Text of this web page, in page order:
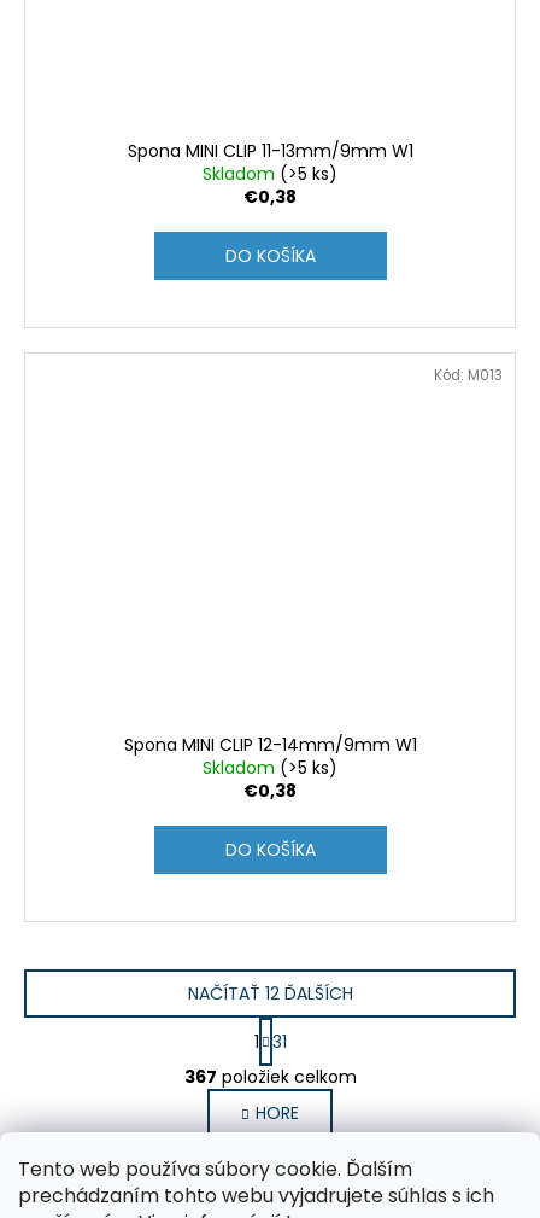
Tento web používa súbory cookie. Ďalším
prechádzaním tohto webu vyjadrujete súhlas s ich
Spona MINI CLIP 11-13mm/9mm W1
Skladom (>5 ks)
€0,38
DO KOŠÍKA
Spona MINI CLIP 12-14mm/9mm W1
Skladom (>5 ks)
€0,38
DO KOŠÍKA
Kód: M013
O
v
l
d
a
NAČÍTAŤ 12 ĎALŠÍCH
S
t
r
á
n
k
o
v
a
1 31
367 položiek celkom
HORE